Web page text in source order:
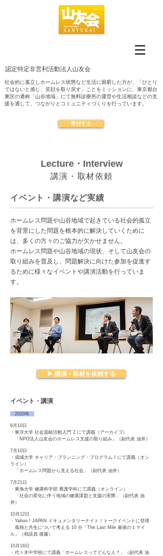
認定​特定非営利活動法人山友会
社会的に孤立しホームレス状態など生活に困窮した方が、「ひとり
ではないと感じ、笑顔を取り戻す」ことをミッションに、東京都台
東区の通称「山谷地域」にて無料診療所の運営や生活相談などの支
援を通して、つながりとコミュニティづくりを行っています。
寄付する
Lecture・Interview
講演・取材依頼
イベント・講演など実績
ホームレス問題や山谷地域で起きている社会的孤立
を背景にした問題を根本的に解決していくために
は、多くの方々のご協力が欠かせません。
ホームレス問題や山谷地域の現状、そして山友会の
取り組みを普及し、問題解決に向けた参加を促進す
るために様々なイベントや講演活動を行っていま
す。
▶ 講演・取材を依頼する
イベント・講演
2020年
6月10日
・東洋大学 社会貢献活動入門 2 にて講義（アーカイブ）
「NPO法人山友会のホームレス支援の取り組み」（副代表 油井）
7月10日
・成城大学 キャリア・プランニング・プログラム I にて講義（オン
ライン）
「ホームレス問題から見える社会」（副代表 油井）
7月21日
・東海大学 健康科学部 看護学科にて講義（オンライン）
「社会の変化に伴う地域の健康課題と支援の実際」（副代表 油
井）
10月12日
・Yahoo！JAPAN ドキュメンタリーナイト！トークイベントに登壇
孤独と共生について考える 10 分「The Last Mile 最後の１マイ
ル」（相談員 後藤）
10月16日
・代々木中学校にて講義「ホームレスってどんな人？」（副代表 油